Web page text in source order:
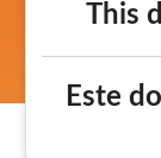
This
Este